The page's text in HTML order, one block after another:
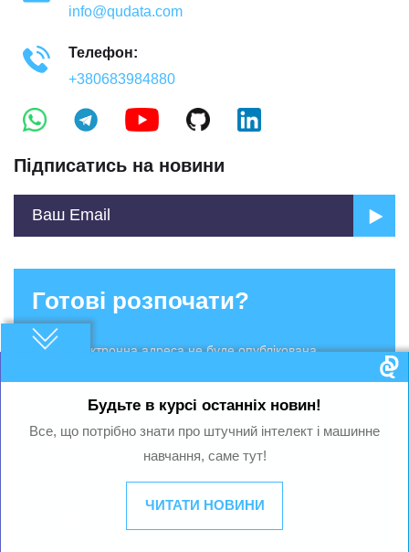
Будьте в курсі останніх новин!
Все, що потрібно знати про штучний інтелект і машинне
навчання, саме тут!
ЧИТАТИ НОВИНИ
info@qudata.com
Телефон:
+380683984880
Підписатись на новини
Готові розпочати?
Ваша електронна адреса не буде опублікована.